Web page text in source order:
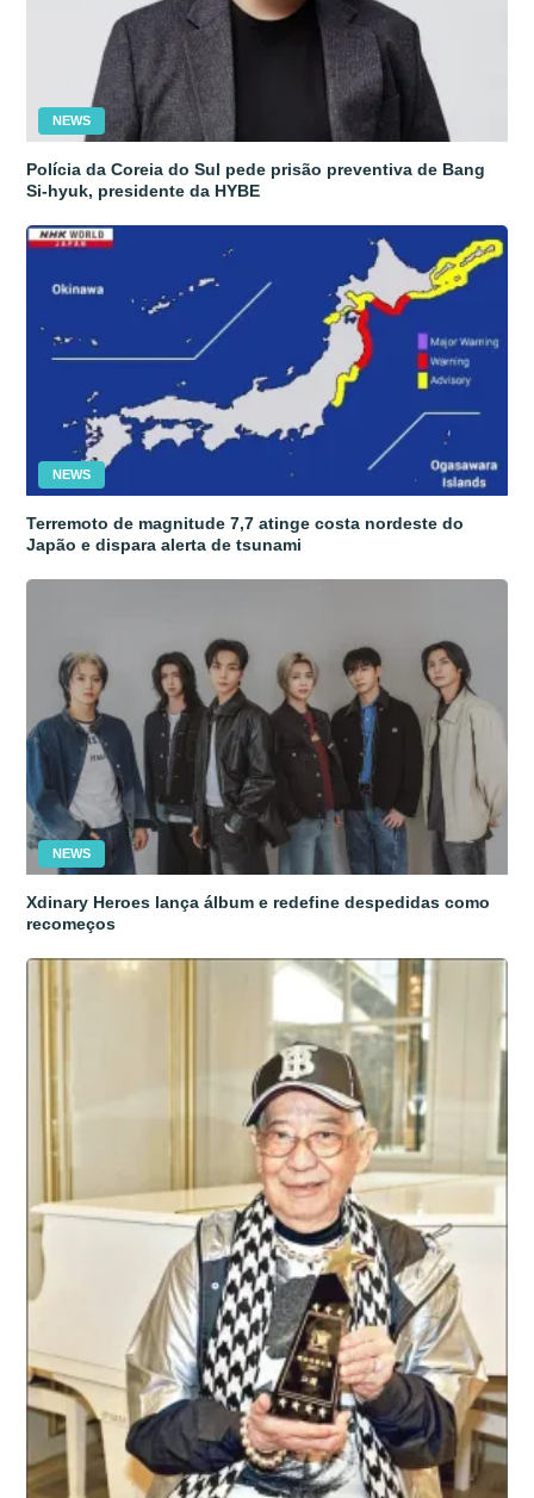
NEWS
Polícia da Coreia do Sul pede prisão preventiva de Bang
Si-hyuk, presidente da HYBE
NEWS
Terremoto de magnitude 7,7 atinge costa nordeste do
Japão e dispara alerta de tsunami
NEWS
Xdinary Heroes lança álbum e redefine despedidas como
recomeços